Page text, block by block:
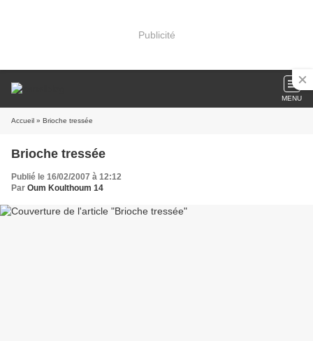
Publicité
MENU
Accueil » Brioche tressée
Brioche tressée
Publié le 16/02/2007 à 12:12
Par Oum Koulthoum 14